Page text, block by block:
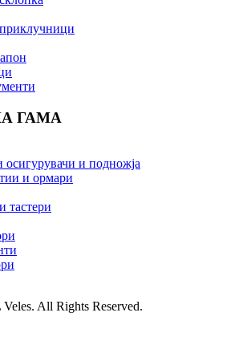
ГАМА
и подножја
и ормари
тастери
All Rights Reserved.